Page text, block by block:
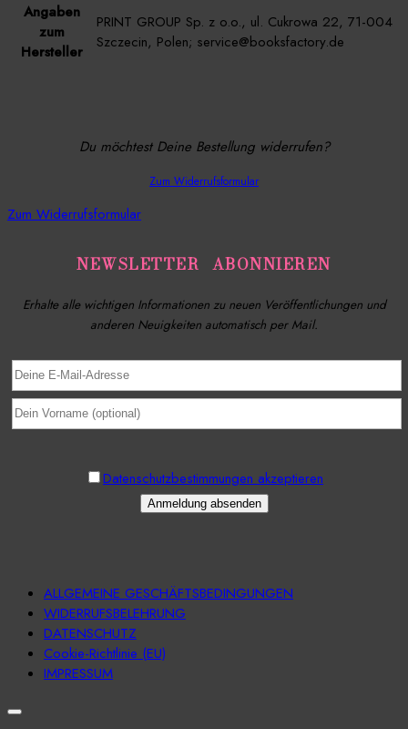
Angaben
zum
Hersteller
PRINT GROUP Sp. z o.o., ul. Cukrowa 22, 71-004
Szczecin, Polen; service@booksfactory.de
Du möchtest Deine Bestellung widerrufen?
Zum Widerrufsformular
Zum Widerrufsformular
NEWSLETTER ABONNIEREN
Erhalte alle wichtigen Informationen zu neuen Veröffentlichungen und
anderen Neuigkeiten automatisch per Mail.
Datenschutzbestimmungen akzeptieren
ALLGEMEINE GESCHÄFTSBEDINGUNGEN
WIDERRUFSBELEHRUNG
DATENSCHUTZ
Cookie-Richtlinie (EU)
IMPRESSUM